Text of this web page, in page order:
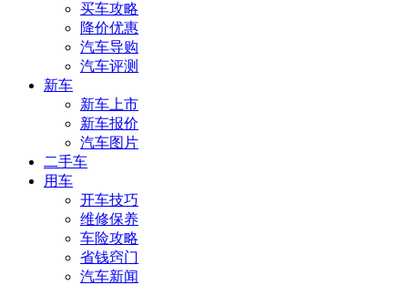
买车攻略
降价优惠
汽车导购
汽车评测
新车
新车上市
新车报价
汽车图片
二手车
用车
开车技巧
维修保养
车险攻略
省钱窍门
汽车新闻